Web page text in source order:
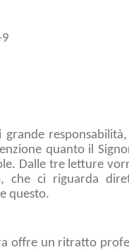
9
quanto il
Dalle tre letture
che ci riguarda
questo.
offre un ritratto